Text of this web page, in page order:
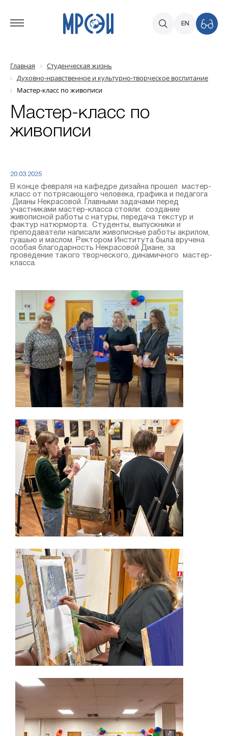
EN
Главная
Студенческая жизнь
Духовно-нравственное и культурно-творческое воспитание
Мастер-класс по живописи
Мастер-класс по
живописи
20.03.2025
В конце февраля на кафедре дизайна прошел мастер-
класс от потрясающего человека, графика и педагога
Дианы Некрасовой. Главными задачами перед
участниками мастер-класса стояли: создание
живописной работы с натуры, передача текстур и
фактур натюрморта. Студенты, выпускники и
преподаватели написали живописные работы акрилом,
гуашью и маслом. Ректором Института была вручена
особая благодарность Некрасовой Диане, за
проведение такого творческого, динамичного мастер-
класса.